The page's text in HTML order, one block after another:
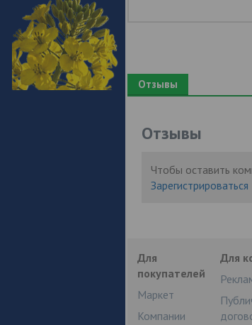
Отзывы
Отзывы
Чтобы оставить
Зарегистрироваться
Для
покупателей
Маркет
Компании
Для